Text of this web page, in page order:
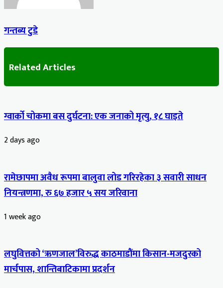
गन्तब्य टुडे
Related Articles
ग्वार्को चोकमा बस दुर्घटना: एक जनाको मृत्यु, १८ घाइते
2 days ago
रामेछापमा अवैध रूपमा बालुवा लोड गरिरहेका ३ सवारी साधन
नियन्त्रणमा, रु ६७ हजार ५ सय जरिवाना
1 week ago
लघुवित्तको ‘ऋणजाल’विरुद्ध काठमाडौंमा किसान-मजदुरको
मार्चपास, शान्तिबाटिकामा प्रदर्शन